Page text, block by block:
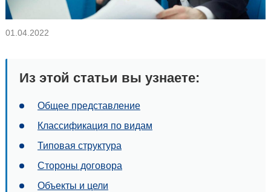
01.04.2022
Из этой статьи вы узнаете:
Общее представление
Классификация по видам
Типовая структура
Стороны договора
Объекты и цели